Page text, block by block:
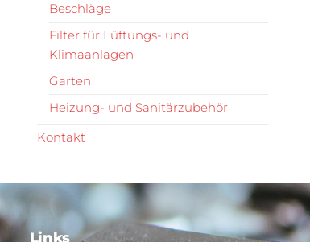
Beschläge
Filter für Lüftungs- und
Klimaanlagen
Garten
Heizung- und Sanitärzubehör
Kontakt
Links